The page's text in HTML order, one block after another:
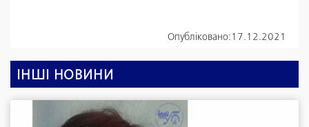
Опубліковано: 17.12.2021
ІНШІ НОВИНИ